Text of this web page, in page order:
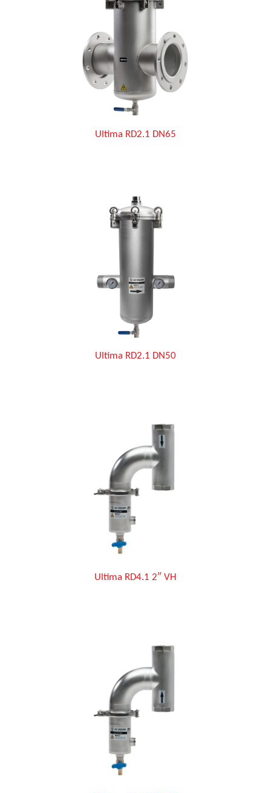
Ultima RD2.1 DN65
Ultima RD2.1 DN50
Ultima RD4.1 2″ VH